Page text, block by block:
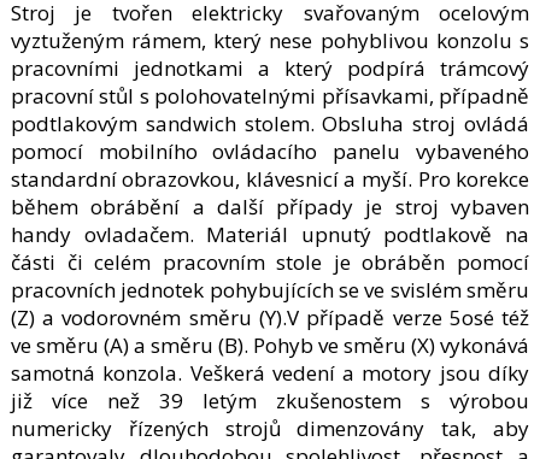
Stroj je tvořen elektricky svařovaným ocelovým
vyztuženým rámem, který nese pohyblivou konzolu s
pracovními jednotkami a který podpírá trámcový
pracovní stůl s polohovatelnými přísavkami, případně
podtlakovým sandwich stolem. Obsluha stroj ovládá
pomocí mobilního ovládacího panelu vybaveného
standardní obrazovkou, klávesnicí a myší. Pro korekce
během obrábění a další případy je stroj vybaven
handy ovladačem. Materiál upnutý podtlakově na
části či celém pracovním stole je obráběn pomocí
pracovních jednotek pohybujících se ve svislém směru
(Z) a vodorovném směru (Y).V případě verze 5osé též
ve směru (A) a směru (B). Pohyb ve směru (X) vykonává
samotná konzola. Veškerá vedení a motory jsou díky
již více než 39 letým zkušenostem s výrobou
numericky řízených strojů dimenzovány tak, aby